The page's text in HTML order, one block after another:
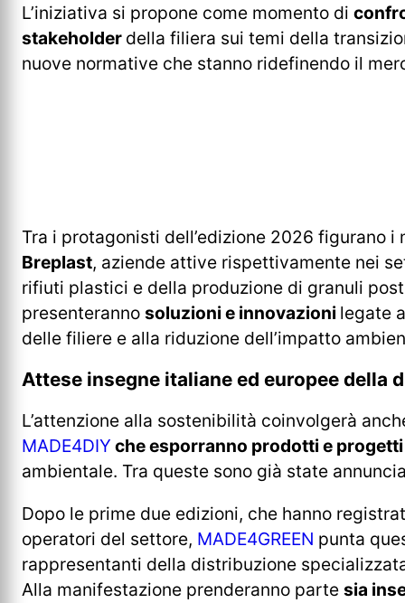
L’iniziativa si propone come momento di
stakeholder della filiera sui temi della
nuove normative che stanno ridefinendo il
Tra i protagonisti dell’edizione 2026 figurano i
Breplast, aziende attive rispettivamente nei
rifiuti plastici e della produzione di granuli
presenteranno soluzioni e innovazioni legate
delle filiere e alla riduzione dell’impatto
Attese insegne italiane ed europee della
L’attenzione alla sostenibilità coinvolgerà
MADE4DIY che esporranno prodotti e
ambientale. Tra queste sono già state
Dopo le prime due edizioni, che hanno
operatori del settore, MADE4GREEN punta
rappresentanti della distribuzione
Alla manifestazione prenderanno parte sia